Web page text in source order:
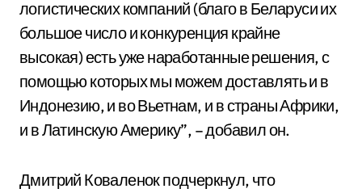
логистических компаний (благо в Беларуси их
большое число и конкуренция крайне
высокая) есть уже наработанные решения, с
помощью которых мы можем доставлять и в
Индонезию, и во Вьетнам, и в страны Африки,
и в Латинскую Америку”, – добавил он.
Дмитрий Коваленок подчеркнул, что